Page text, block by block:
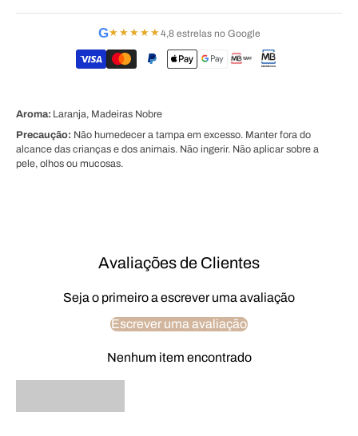
G★★★★★4,8 estrelas no Google
Aroma: Laranja, Madeiras Nobre
Precaução: Não humedecer a tampa em excesso. Manter fora do
alcance das crianças e dos animais. Não ingerir. Não aplicar sobre a
pele, olhos ou mucosas.
Avaliações de Clientes
Seja o primeiro a escrever uma avaliação
Escrever uma avaliação
Nenhum item encontrado